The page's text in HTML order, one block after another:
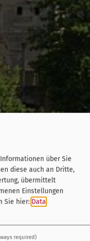
über Sie
diese auch an Dritte,
übermittelt
Einstellungen
Sie hier: Data
required)